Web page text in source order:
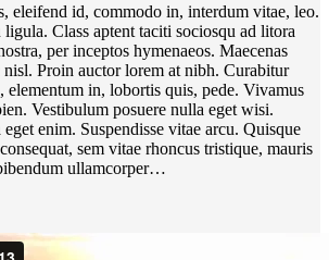
eleifend id, commodo in, interdum vitae, leo.
ligula. Class aptent taciti sociosqu ad litora
per inceptos hymenaeos. Maecenas
nisl. Proin auctor lorem at nibh. Curabitur
elementum in, lobortis quis, pede. Vivamus
Vestibulum posuere nulla eget wisi.
enim. Suspendisse vitae arcu. Quisque
sem vitae rhoncus tristique, mauris
ullamcorper…